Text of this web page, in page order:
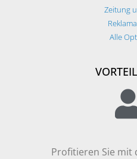
Zeitung
Alle
Profitieren Sie mit